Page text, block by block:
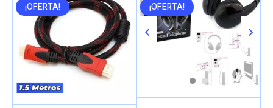
¡OFERTA!
¡OFERTA!